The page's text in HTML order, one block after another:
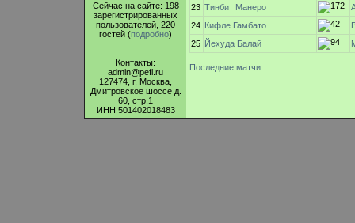
Сейчас на сайте: 198
зарегистрированных
пользователей, 220
гостей (подробно)
Контакты:
admin@pefl.ru
127474, г. Москва,
Дмитровское шоссе д.
60, стр.1
ИНН 501402018483
23 Тинбит Манеро
24 Кифле Гамбато
25 Йехуда Балай
Последние матчи